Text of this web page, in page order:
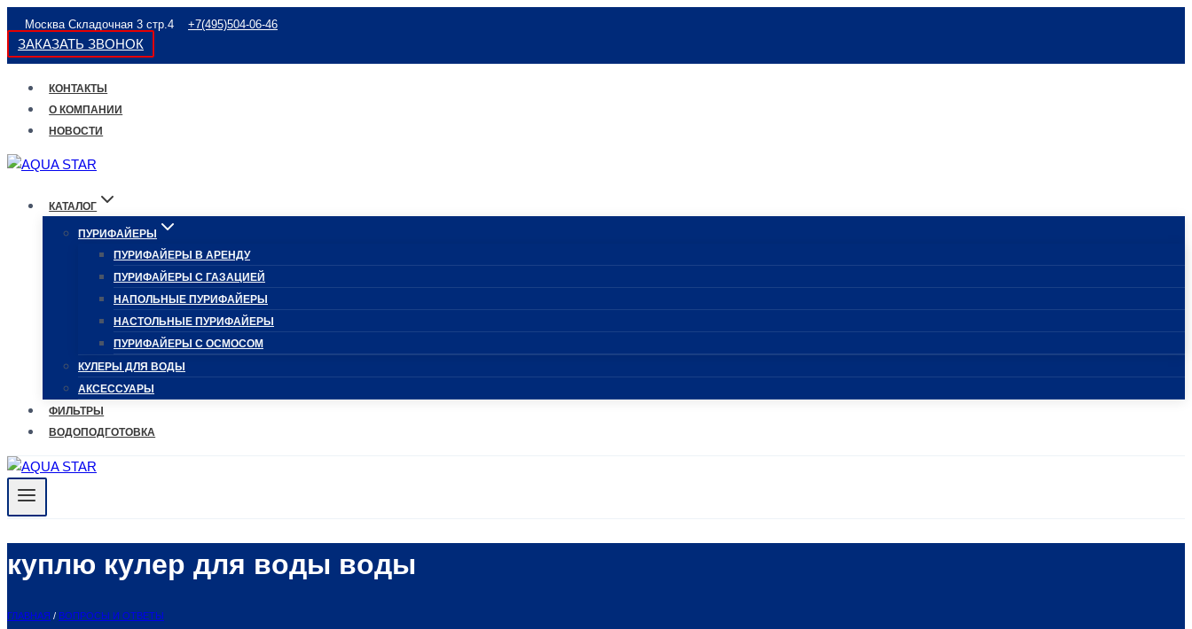
Перейти
содержимому
Москва Складочная 3 стр.4 +7(495)504-06-46
ЗАКАЗАТЬ ЗВОНОК
КОНТАКТЫ
О КОМПАНИИ
НОВОСТИ
КАТАЛОГ
ПУРИФАЙЕРЫ
ПУРИФАЙЕРЫ В АРЕНДУ
ПУРИФАЙЕРЫ С ГАЗАЦИЕЙ
НАПОЛЬНЫЕ ПУРИФАЙЕРЫ
НАСТОЛЬНЫЕ ПУРИФАЙЕРЫ
ПУРИФАЙЕРЫ С ОСМОСОМ
КУЛЕРЫ ДЛЯ ВОДЫ
АКСЕССУАРЫ
ФИЛЬТРЫ
ВОДОПОДГОТОВКА
куплю кулер для воды воды
ГЛАВНАЯ / ВОПРОСЫ И ОТВЕТЫ